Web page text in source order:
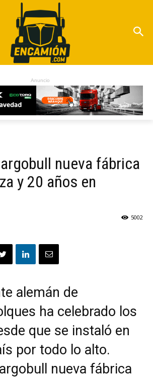
Anuncio
nueva fábrica
y 20 años en
5002
alemán de
ha celebrado los
que se instaló en
por todo lo alto.
nueva fábrica